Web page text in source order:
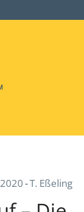
T. Eßeling